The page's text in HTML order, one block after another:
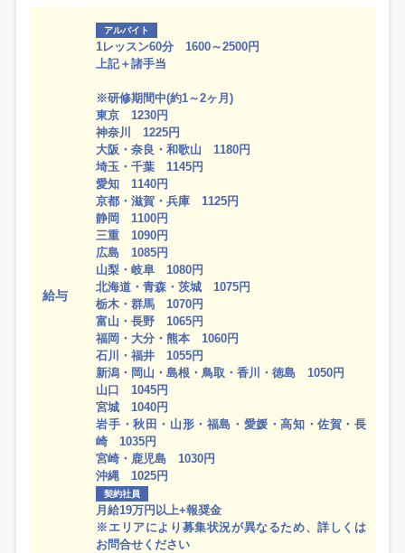
給与
アルバイト
1レッスン60分 1600～2500円
上記＋諸手当
※研修期間中(約1～2ヶ月)
東京 1230円
神奈川 1225円
大阪・奈良・和歌山 1180円
埼玉・千葉 1145円
愛知 1140円
京都・滋賀・兵庫 1125円
静岡 1100円
三重 1090円
広島 1085円
山梨・岐阜 1080円
北海道・青森・茨城 1075円
栃木・群馬 1070円
富山・長野 1065円
福岡・大分・熊本 1060円
石川・福井 1055円
新潟・岡山・島根・鳥取・香川・徳島 1050円
山口 1045円
宮城 1040円
岩手・秋田・山形・福島・愛媛・高知・佐賀・長
崎 1035円
宮崎・鹿児島 1030円
沖縄 1025円
契約社員
月給19万円以上+報奨金
※エリアにより募集状況が異なるため、詳しくは
お問合せください